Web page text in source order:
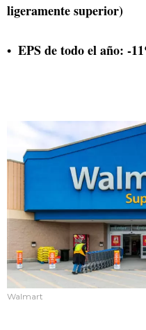
ligeramente superior)
EPS de todo el año: -
Walmart